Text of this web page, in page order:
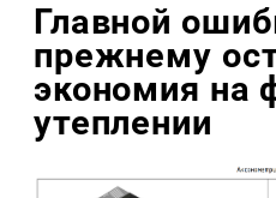
Главной
прежнему
экономия на
утеплении